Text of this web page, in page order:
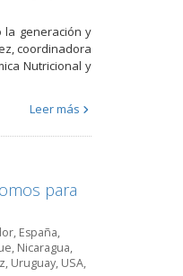
la generación y
coordinadora
Nutricional y
Leer más
para
, España,
, Nicaragua,
, Uruguay, USA,